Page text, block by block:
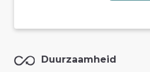
Duurzaamheid